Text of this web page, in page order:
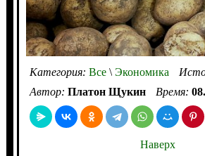
Категория: Все\Экономика
Автор: Платон Щукин Время:
Наверх